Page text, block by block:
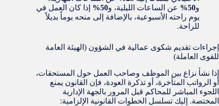
و50% عن الساعات الليلية، و50%
إذا كان العمل في
يوم راحته الأسبوعية، بالإضافة إلى منحه يوماً بديلاً
للراحة.
إجراءات تقديم شكوى عمالية في الشؤون (الهيئة العامة
للقوى العاملة)
إذا نشأ نزاع بين الموظف وصاحب العمل حول المستحقات،
أو الرواتب المتأخرة، أو تذكرة العودة، فإن القانون يمنع
اللجوء المباشر للمحاكم قبل المرور بالجهة الإدارية
المختصة. إليك تسلسل الخطوات القانونية الإلزامية: